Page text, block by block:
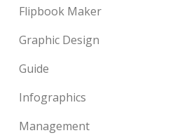
Flipbook Maker
Graphic Design
Guide
Infographics
Management